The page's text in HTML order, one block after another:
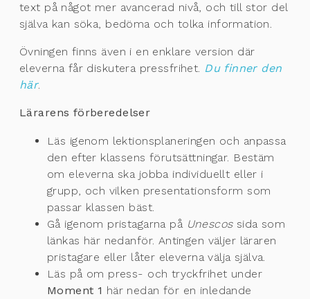
text på något mer avancerad nivå, och till stor del
själva kan söka, bedöma och tolka information.
Övningen finns även i en enklare version där
eleverna får diskutera pressfrihet. Du finner den
här.
Lärarens förberedelser
Läs igenom lektionsplaneringen och anpassa
den efter klassens förutsättningar. Bestäm
om eleverna ska jobba individuellt eller i
grupp, och vilken presentationsform som
passar klassen bäst.
Gå igenom pristagarna på Unescossida som
länkas här nedanför. Antingen väljer läraren
pristagare eller låter eleverna välja själva.
Läs på om press- och tryckfrihet under
Moment 1 här nedan för en inledande